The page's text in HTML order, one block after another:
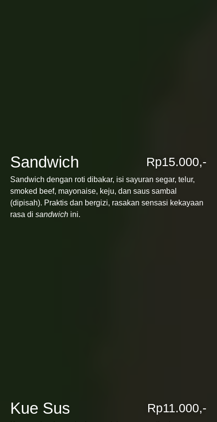
Sandwich Rp15.000,-
Sandwich dengan roti dibakar, isi sayuran segar, telur,
smoked beef, mayonaise, keju, dan saus sambal
(dipisah). Praktis dan bergizi, rasakan sensasi kekayaan
rasa di sandwich ini.
Kue Sus Rp11.000,-